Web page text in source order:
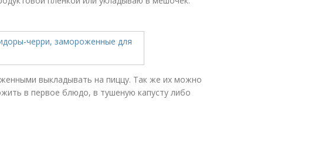
выкладывать на пиццу. Так же их можно
в первое блюдо, в тушеную капусту либо